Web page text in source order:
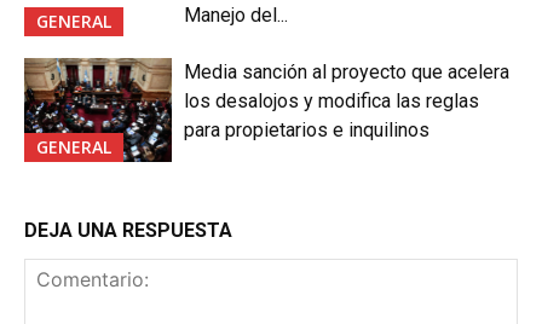
GENERAL
Manejo del...
GENERAL
Media sanción al proyecto que acelera
los desalojos y modifica las reglas
para propietarios e inquilinos
DEJA UNA RESPUESTA